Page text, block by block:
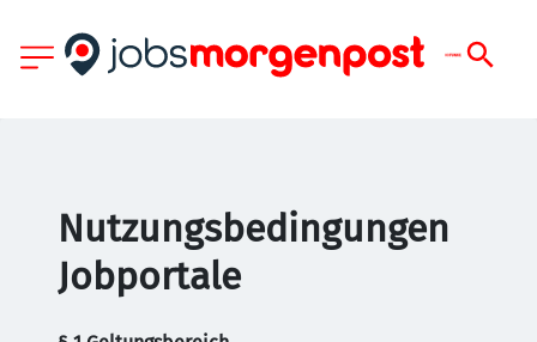
Nutzungsbedingungen
Jobportale